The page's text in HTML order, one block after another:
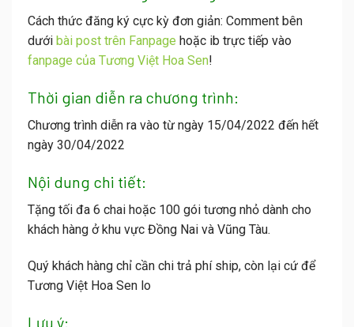
Cách thức đăng ký cực kỳ đơn giản: Comment bên
dưới bài post trên Fanpage hoặc ib trực tiếp vào
fanpage của Tương Việt Hoa Sen!
Thời gian diễn ra chương trình:
Chương trình diễn ra vào từ ngày 15/04/2022 đến hết
ngày 30/04/2022
Nội dung chi tiết:
Tặng tối đa 6 chai hoặc 100 gói tương nhỏ dành cho
khách hàng ở khu vực Đồng Nai và Vũng Tàu.
Quý khách hàng chỉ cần chi trả phí ship, còn lại cứ để
Tương Việt Hoa Sen lo
Lưu ý: